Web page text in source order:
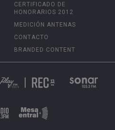
CERTIFICADO DE
HONORARIOS 2012
MEDICIÓN ANTENAS
CONTACTO
BRANDED CONTENT